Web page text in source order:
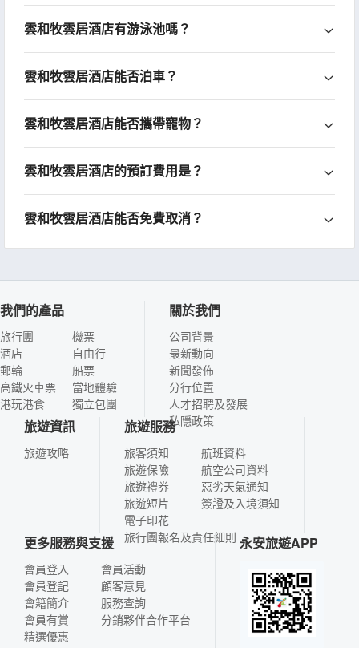
雲和牧雲居酒店有游泳池嗎？
雲和牧雲居酒店能否泊車？
雲和牧雲居酒店能否攜帶寵物？
雲和牧雲居酒店的預訂費用是？
雲和牧雲居酒店能否免費取消？
我們的產品
旅行團
酒店
郵輪
高鐵火車票
港玩港食
機票
自由行
船票
當地體驗
獨立包團
關於我們
公司背景
最新動向
新聞發佈
分行位置
人才招聘及發展
私隱政策
旅遊資訊
旅遊攻略
旅遊服務
旅客須知
旅遊保險
旅遊禮券
旅遊短片
電子印花
航班資料
航空公司資料
惡劣天氣通知
簽證及入境須知
旅行團報名及責任細則
更多服務與支援
會員登入
會員登記
會籍簡介
會員有賞
精選優惠
會員活動
顧客意見
服務查詢
分銷夥伴合作平台
永安旅遊APP